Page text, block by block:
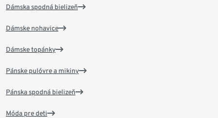
Dámska spodná bielizeň
Dámske nohavice
Dámske topánky
Pánske pulóvre a mikiny
Pánska spodná bielizeň
Móda pre deti